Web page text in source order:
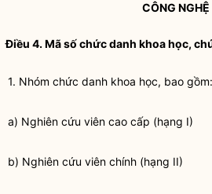
CÔNG NGHỆ
Điều 4. Mã số chức danh khoa học,
1. Nhóm chức danh khoa học, bao gồm:
a) Nghiên cứu viên cao cấp (hạng I)
b) Nghiên cứu viên chính (hạng II)